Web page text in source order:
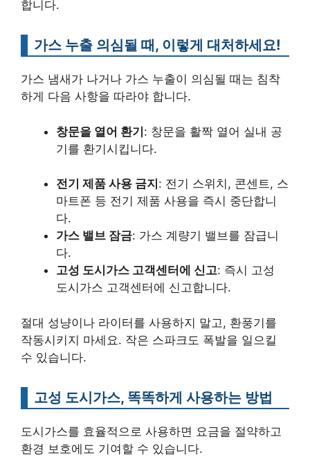
합니다.
가스 누출 의심될 때, 이렇게 대처하세요!
가스 냄새가 나거나 가스 누출이 의심될 때는 침착
하게 다음 사항을 따라야 합니다.
창문을 열어 환기: 창문을 활짝 열어 실내 공
기를 환기시킵니다.
전기 제품 사용 금지 : 전기 스위치, 콘센트, 스
마트폰 등 전기 제품 사용을 즉시 중단합니
다.
가스 밸브 잠금: 가스 계량기 밸브를 잠급니
다.
고성 도시가스 고객센터에 신고: 즉시 고성
도시가스 고객센터에 신고합니다.
절대 성냥이나 라이터를 사용하지 말고, 환풍기를
작동시키지 마세요. 작은 스파크도 폭발을 일으킬
수 있습니다.
고성 도시가스, 똑똑하게 사용하는 방법
도시가스를 효율적으로 사용하면 요금을 절약하고
환경 보호에도 기여할 수 있습니다.